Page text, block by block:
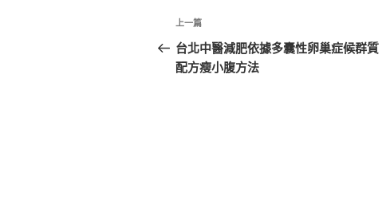
文
章
導
上
一
篇
上一篇
台北中醫減肥依據多囊性卵巢症候群質
配方瘦小腹方法